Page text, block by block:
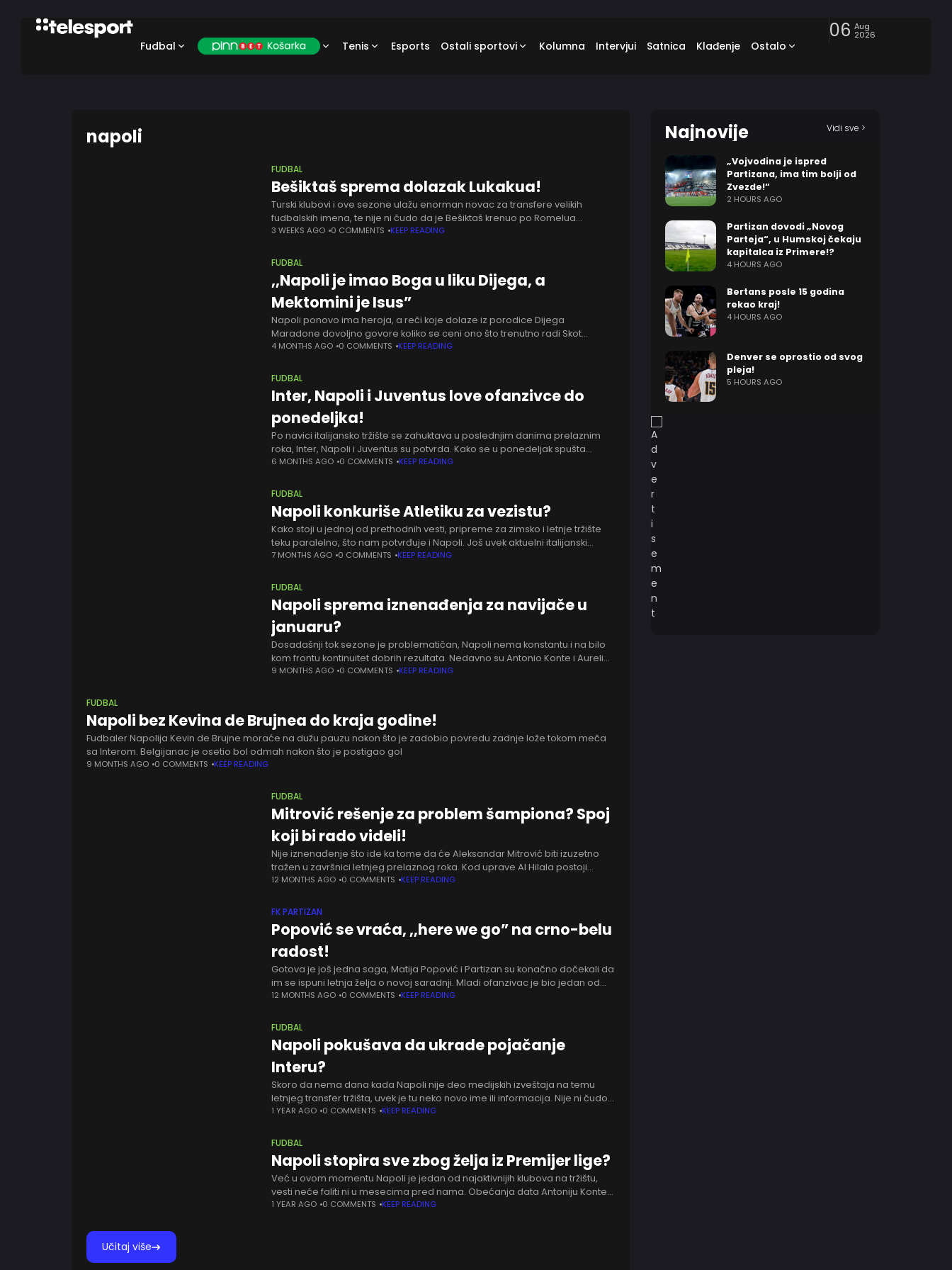
Fudbal Tenis Esports Ostali sportovi Kolumna Intervjui Satnica Klađenje Ostalo
06 Aug
2026
napoli
FUDBAL
Bešiktaš sprema dolazak Lukakua!
Turski klubovi i ove sezone ulažu enorman novac za transfere velikih
fudbalskih imena, te nije ni čudo da je Bešiktaš krenuo po Romelua
Lukakua. Ranije se pisalo o Dušanu Vlahoviću
3 WEEKS AGO 0 COMMENTS KEEP READING
FUDBAL
,,Napoli je imao Boga u liku Dijega, a
Mektomini je Isus”
Napoli ponovo ima heroja, a reči koje dolaze iz porodice Dijega
Maradone dovoljno govore koliko se ceni ono što trenutno radi Skot
Mektomini. Naime, Dijego Armando Maradona junior nije štedeo
4 MONTHS AGO 0 COMMENTS KEEP READING
FUDBAL
Inter, Napoli i Juventus love ofanzivce do
ponedeljka!
Po navici italijansko tržište se zahuktava u poslednjim danima prelaznim
roka, Inter, Napoli i Juventus su potvrda. Kako se u ponedeljak spušta
zavesa na zimsku pijacu u Italiji, aktivnost pomenutih,
6 MONTHS AGO 0 COMMENTS KEEP READING
FUDBAL
Napoli konkuriše Atletiku za vezistu?
Kako stoji u jednoj od prethodnih vesti, pripreme za zimsko i letnje tržište
teku paralelno, što nam potvrđuje i Napoli. Još uvek aktuelni italijanski
šampion bi da to zvanje zadrži,
7 MONTHS AGO 0 COMMENTS KEEP READING
FUDBAL
Napoli sprema iznenađenja za navijače u
januaru?
Dosadašnji tok sezone je problematičan, Napoli nema konstantu i na bilo
kom frontu kontinuitet dobrih rezultata. Nedavno su Antonio Konte i Aurelio
De Laurentis imali sastanak u četiri oka da
9 MONTHS AGO 0 COMMENTS KEEP READING
FUDBAL
Napoli bez Kevina de Brujnea do kraja godine!
Fudbaler Napolija Kevin de Brujne moraće na dužu pauzu nakon što je zadobio povredu zadnje lože tokom meča
sa Interom. Belgijanac je osetio bol odmah nakon što je postigao gol
9 MONTHS AGO 0 COMMENTS KEEP READING
FUDBAL
Mitrović rešenje za problem šampiona? Spoj
koji bi rado videli!
Nije iznenađenje što ide ka tome da će Aleksandar Mitrović biti izuzetno
tražen u završnici letnjeg prelaznog roka. Kod uprave Al Hilala postoji
spremnost da mu isplati poslednju godinu ugovora
12 MONTHS AGO 0 COMMENTS KEEP READING
FK PARTIZAN
Popović se vraća, ,,here we go” na crno-belu
radost!
Gotova je još jedna saga, Matija Popović i Partizan su konačno dočekali da
im se ispuni letnja želja o novoj saradnji. Mladi ofanzivac je bio jedan od
prioriteta uprave crno-belih
12 MONTHS AGO 0 COMMENTS KEEP READING
FUDBAL
Napoli pokušava da ukrade pojačanje
Interu?
Skoro da nema dana kada Napoli nije deo medijskih izveštaja na temu
letnjeg transfer tržišta, uvek je tu neko novo ime ili informacija. Nije ni čudo
da u svemu tome
1 YEAR AGO 0 COMMENTS KEEP READING
FUDBAL
Napoli stopira sve zbog želja iz Premijer lige?
Već u ovom momentu Napoli je jedan od najaktivnijih klubova na tržištu,
vesti neće faliti ni u mesecima pred nama. Obećanja data Antoniju Konteu
nisu prazne priče, barem na to
1 YEAR AGO 0 COMMENTS KEEP READING
Učitaj više
Najnovije Vidi sve >
„Vojvodina je ispred
Partizana, ima tim bolji od
Zvezde!“
2 HOURS AGO
Partizan dovodi „Novog
Parteja“, u Humskoj čekaju
kapitalca iz Primere!?
4 HOURS AGO
Bertans posle 15 godina
rekao kraj!
4 HOURS AGO
Denver se oprostio od svog
pleja!
5 HOURS AGO